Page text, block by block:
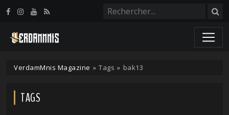
VerdamMnis Magazine » Tags » bak13
TAGS
Panneau de gestion des cookies